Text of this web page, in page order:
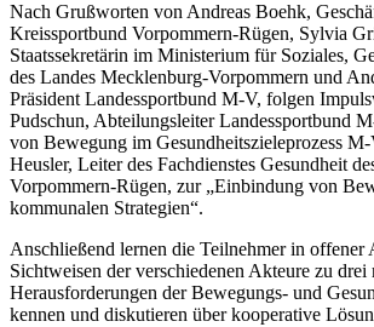
Nach Grußworten von Andreas Boehk,
Kreissportbund Vorpommern-Rügen, Sylvia
Staatssekretärin im Ministerium für Soziales,
des Landes Mecklenburg-Vorpommern und
Präsident Landessportbund M-V, folgen
Pudschun, Abteilungsleiter Landessportbund
von Bewegung im Gesundheitszieleprozess
Heusler, Leiter des Fachdienstes Gesundheit
Vorpommern-Rügen, zur „Einbindung von
kommunalen Strategien“.
Anschließend lernen die Teilnehmer in offener
Sichtweisen der verschiedenen Akteure zu drei
Herausforderungen der Bewegungs- und
kennen und diskutieren über kooperative